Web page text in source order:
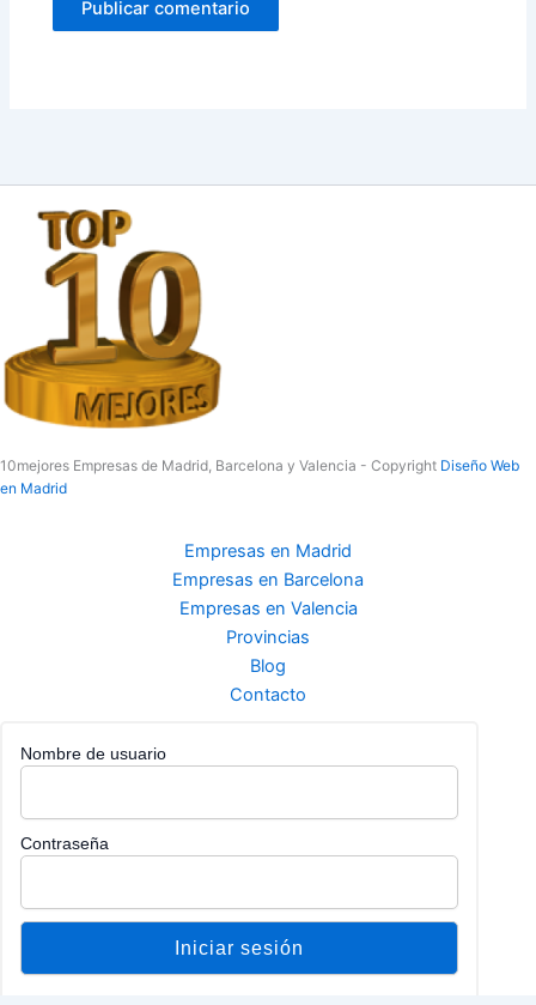
10mejores Empresas de Madrid, Barcelona y Valencia - Copyright Diseño Web
en Madrid
Empresas en Madrid
Empresas en Barcelona
Empresas en Valencia
Provincias
Blog
Contacto
Nombre de usuario
Contraseña